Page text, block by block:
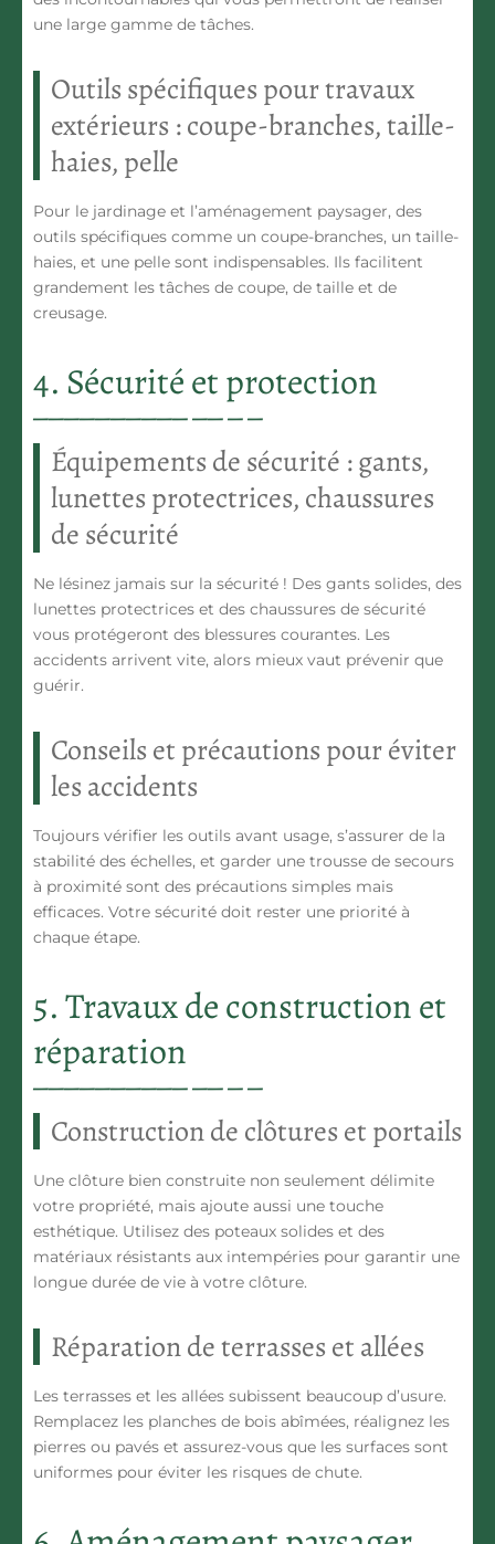
une large gamme de tâches.
Outils spécifiques pour travaux
extérieurs : coupe-branches, taille-
haies, pelle
Pour le jardinage et l’aménagement paysager, des
outils spécifiques comme un coupe-branches, un taille-
haies, et une pelle sont indispensables. Ils facilitent
grandement les tâches de coupe, de taille et de
creusage.
4. Sécurité et protection
Équipements de sécurité : gants,
lunettes protectrices, chaussures
de sécurité
Ne lésinez jamais sur la sécurité ! Des gants solides, des
lunettes protectrices et des chaussures de sécurité
vous protégeront des blessures courantes. Les
accidents arrivent vite, alors mieux vaut prévenir que
guérir.
Conseils et précautions pour éviter
les accidents
Toujours vérifier les outils avant usage, s’assurer de la
stabilité des échelles, et garder une trousse de secours
à proximité sont des précautions simples mais
efficaces. Votre sécurité doit rester une priorité à
chaque étape.
5. Travaux de construction et
réparation
Construction de clôtures et portails
Une clôture bien construite non seulement délimite
votre propriété, mais ajoute aussi une touche
esthétique. Utilisez des poteaux solides et des
matériaux résistants aux intempéries pour garantir une
longue durée de vie à votre clôture.
Réparation de terrasses et allées
Les terrasses et les allées subissent beaucoup d’usure.
Remplacez les planches de bois abîmées, réalignez les
pierres ou pavés et assurez-vous que les surfaces sont
uniformes pour éviter les risques de chute.